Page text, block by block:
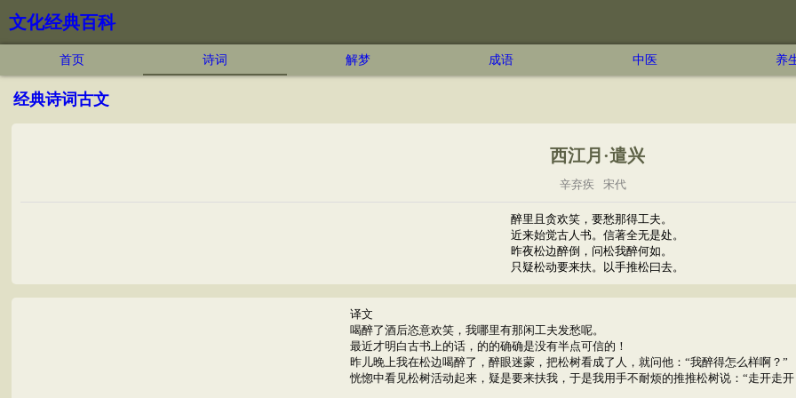
文化经典百科
首页 诗词 解梦 成语 中医 养
经典诗词古文
西江月·遣兴
辛弃疾 宋代
醉里且贪欢笑，要愁那得工夫。
近来始觉古人书。信著全无是处。
昨夜松边醉倒，问松我醉何如。
只疑松动要来扶。以手推松曰去。
译文
喝醉了酒后恣意欢笑，我哪里有那闲工夫发愁呢。
最近才明白古书上的话，的的确确是没有半点可信的！
昨儿晚上我在松边喝醉了，醉眼迷蒙，把松树看成了人，就问他：“我醉得怎么样啊？”
恍惚中看见松树活动起来，疑是要来扶我，于是我用手不耐烦的推推松树说：“走开走开